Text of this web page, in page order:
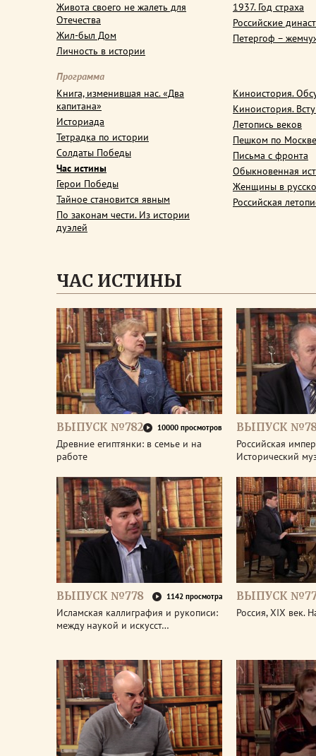
Живота своего не жалеть для
Отечества
Жил-был Дом
Личность в истории
1937. Год страха
Российские
Петергоф –
Программа
Книга, изменившая нас. «Два
капитана»
Историада
Тетрадка по истории
Солдаты Победы
Час истины
Герои Победы
Тайное становится явным
По законам чести. Из истории
дуэлей
Киноистория.
Киноистория.
Летопись веков
Пешком по Москве
Письма с фронта
Обыкновенная
Женщины в
Российская
ЧАС ИСТИНЫ
ВЫПУСК №782 10000 просмотров
Древние египтянки: в семье и на
работе
ВЫПУСК
Российская
Исторический
ВЫПУСК №778 1142 просмотра
Исламская каллиграфия и рукописи:
между наукой и искусст…
ВЫПУСК
Россия, XIX век.